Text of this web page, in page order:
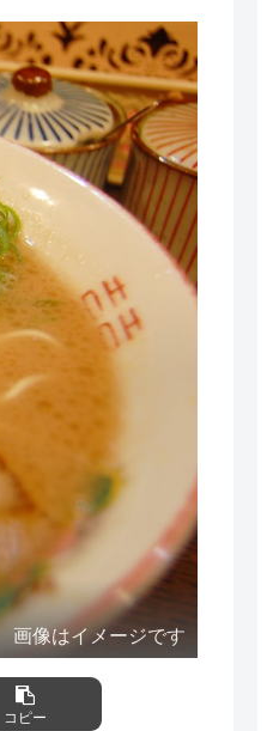
画像はイメージです
コピー